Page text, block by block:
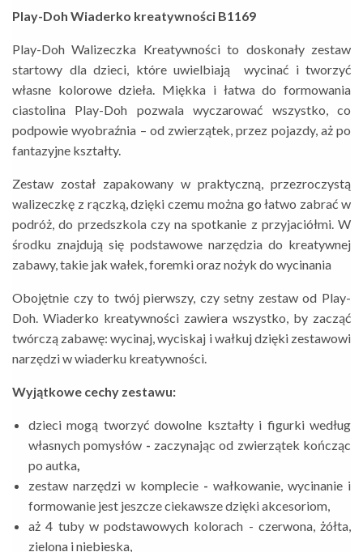
Play-Doh Wiaderko kreatywności B1169
Play-Doh Walizeczka Kreatywności to doskonały zestaw
startowy dla dzieci, które uwielbiają wycinać i tworzyć
własne kolorowe dzieła. Miękka i łatwa do formowania
ciastolina Play-Doh pozwala wyczarować wszystko, co
podpowie wyobraźnia – od zwierzątek, przez pojazdy, aż po
fantazyjne kształty.
Zestaw został zapakowany w praktyczną, przezroczystą
walizeczkę z rączką, dzięki czemu można go łatwo zabrać w
podróż, do przedszkola czy na spotkanie z przyjaciółmi. W
środku znajdują się podstawowe narzędzia do kreatywnej
zabawy, takie jak wałek, foremki oraz nożyk do wycinania
Obojętnie czy to twój pierwszy, czy setny zestaw od Play-
Doh. Wiaderko kreatywności zawiera wszystko, by zacząć
twórczą zabawę: wycinaj, wyciskaj i wałkuj dzięki zestawowi
narzędzi w wiaderku kreatywności.
Wyjątkowe cechy zestawu:
dzieci mogą tworzyć dowolne kształty i figurki według
własnych pomysłów - zaczynając od zwierzątek kończąc
po autka
zestaw narzędzi w komplecie - wałkowanie, wycinanie i
formowanie jest jeszcze ciekawsze dzięki akcesoriom,
aż 4 tuby w podstawowych kolorach - czerwona, żółta,
zielona i niebieska,